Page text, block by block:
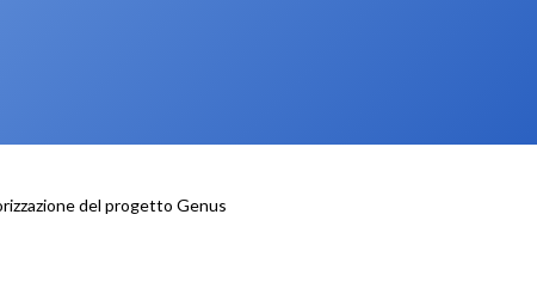
del progetto Genus